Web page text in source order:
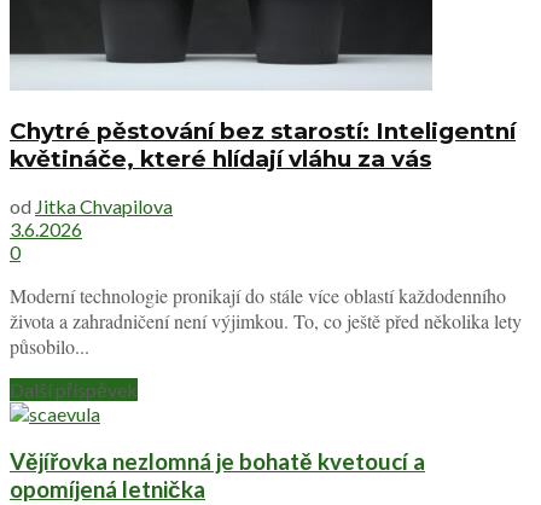
Chytré pěstování bez starostí: Inteligentní
květináče, které hlídají vláhu za vás
od Jitka Chvapilova
3.6.2026
0
Moderní technologie pronikají do stále více oblastí každodenního
života a zahradničení není výjimkou. To, co ještě před několika lety
působilo...
Další příspěvek
Vějířovka nezlomná je bohatě kvetoucí a
opomíjená letnička